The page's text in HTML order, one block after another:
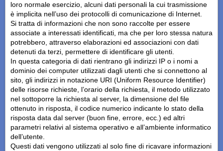
loro normale esercizio, alcuni dati personali la cui trasmissione
è implicita nell’uso dei protocolli di comunicazione di Internet.
Si tratta di informazioni che non sono raccolte per essere
associate a interessati identificati, ma che per loro stessa natura
potrebbero, attraverso elaborazioni ed associazioni con dati
detenuti da terzi, permettere di identificare gli utenti.
In questa categoria di dati rientrano gli indirizzi IP o i nomi a
dominio dei computer utilizzati dagli utenti che si connettono al
sito, gli indirizzi in notazione URI (Uniform Resource Identifier)
delle risorse richieste, l’orario della richiesta, il metodo utilizzato
nel sottoporre la richiesta al server, la dimensione del file
ottenuto in risposta, il codice numerico indicante lo stato della
risposta data dal server (buon fine, errore, ecc.) ed altri
parametri relativi al sistema operativo e all’ambiente informatico
dell’utente.
Questi dati vengono utilizzati al solo fine di ricavare informazioni